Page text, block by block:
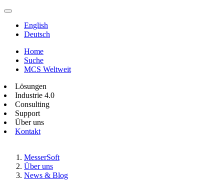
English
Deutsch
Home
Suche
MCS Weltweit
Lösungen
Industrie 4.0
Consulting
Support
Über uns
Kontakt
MesserSoft
Über uns
News & Blog